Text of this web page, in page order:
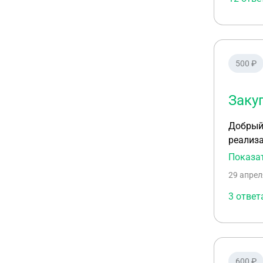
500 ₽
Добрый
актом
29
3